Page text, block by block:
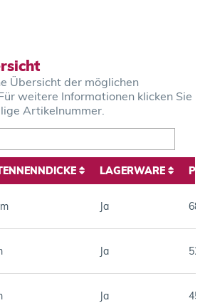
Übersicht der möglichen
weitere Informationen klicken Sie
Artikelnummer.
LAGERWARE
Ja
Ja
Ja